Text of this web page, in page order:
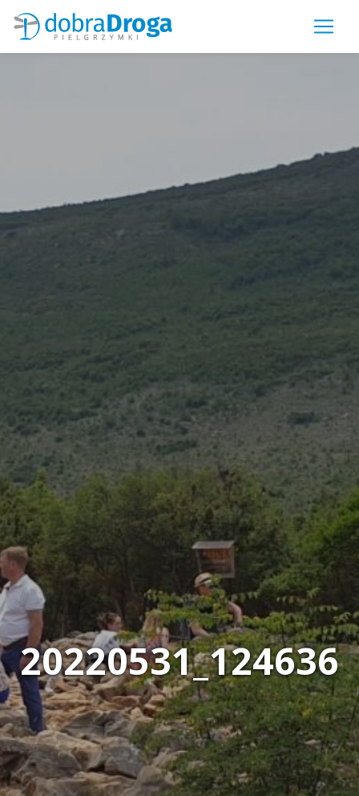
20220531_124636